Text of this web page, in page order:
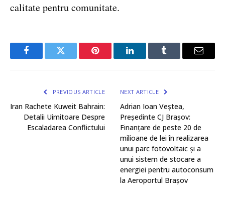
calitate pentru comunitate.
FacebookTwitter Pinterest LinkedInTumblr Email
PREVIOUS ARTICLE
Iran Rachete Kuweit Bahrain:
Detalii Uimitoare Despre
Escaladarea Conflictului
NEXT ARTICLE
Adrian Ioan Veștea,
Președinte CJ Brașov:
Finanțare de peste 20 de
milioane de lei în realizarea
unui parc fotovoltaic și a
unui sistem de stocare a
energiei pentru autoconsum
la Aeroportul Brașov